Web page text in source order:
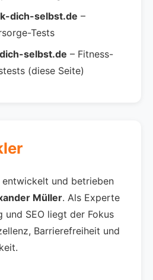
dich-selbst.de –
Tests
selbst.de – Fitness-
(diese Seite)
und betrieben
Müller. Als Experte
und SEO liegt der Fokus
Barrierefreiheit und